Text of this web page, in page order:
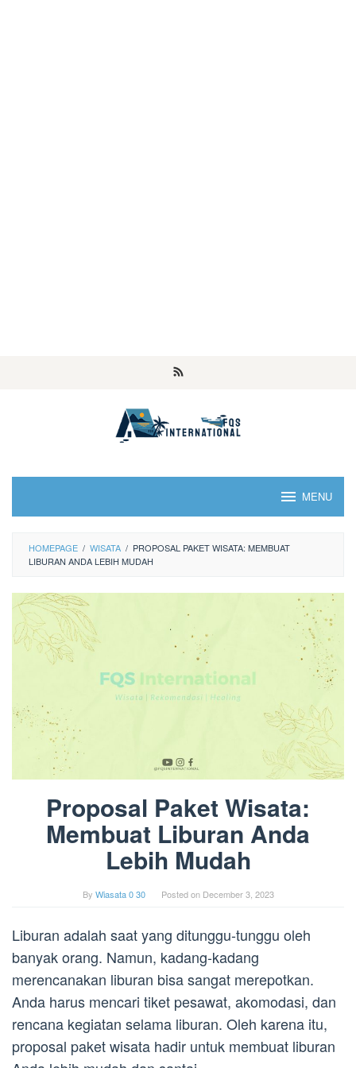
MENU
HOMEPAGE / WISATA / PROPOSAL PAKET WISATA: MEMBUAT
LIBURAN ANDA LEBIH MUDAH
Proposal Paket Wisata:
Membuat Liburan Anda
Lebih Mudah
By Wiasata 0 30 Posted on December 3, 2023
Liburan adalah saat yang ditunggu-tunggu oleh
banyak orang. Namun, kadang-kadang
merencanakan liburan bisa sangat merepotkan.
Anda harus mencari tiket pesawat, akomodasi, dan
rencana kegiatan selama liburan. Oleh karena itu,
proposal paket wisata hadir untuk membuat liburan